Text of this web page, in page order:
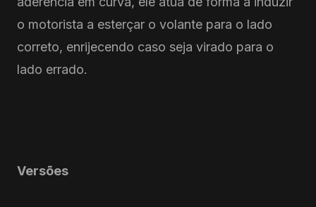
o motorista a esterçar o volante para o lado
correto, enrijecendo caso seja virado para o
lado errado.
Versões